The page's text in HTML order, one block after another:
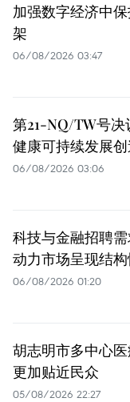
加强数字经济中
架
06/08/2026 03:47
第21-NQ/TW号
健康可持续发展
06/08/2026 03:06
科技与金融招聘
动力市场呈现结
06/08/2026 01:20
胡志明市多中心
更加贴近民众
05/08/2026 22:27